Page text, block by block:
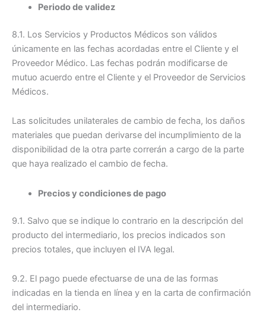
Periodo de validez
8.1. Los Servicios y Productos Médicos son válidos
únicamente en las fechas acordadas entre el Cliente y el
Proveedor Médico. Las fechas podrán modificarse de
mutuo acuerdo entre el Cliente y el Proveedor de Servicios
Médicos.
Las solicitudes unilaterales de cambio de fecha, los daños
materiales que puedan derivarse del incumplimiento de la
disponibilidad de la otra parte correrán a cargo de la parte
que haya realizado el cambio de fecha.
Precios y condiciones de pago
9.1. Salvo que se indique lo contrario en la descripción del
producto del intermediario, los precios indicados son
precios totales, que incluyen el IVA legal.
9.2. El pago puede efectuarse de una de las formas
indicadas en la tienda en línea y en la carta de confirmación
del intermediario.